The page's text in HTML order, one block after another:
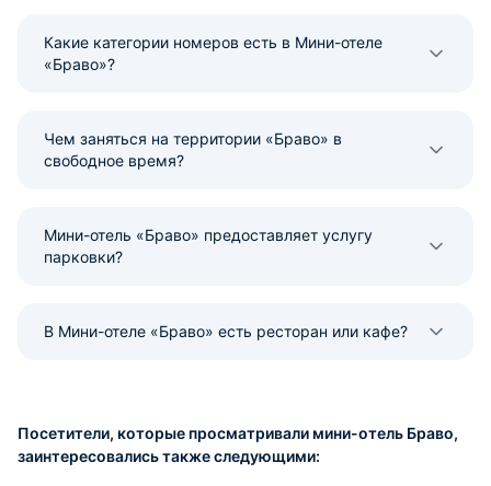
Какие категории номеров есть в Мини-отеле
«Браво»?
Чем заняться на территории «Браво» в
свободное время?
Мини-отель «Браво» предоставляет услугу
парковки?
В Мини-отеле «Браво» есть ресторан или кафе?
Посетители, которые просматривали мини-отель Браво,
заинтересовались также следующими: